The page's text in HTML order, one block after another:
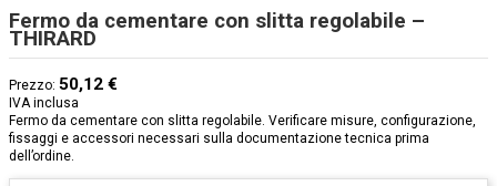
Fermo da cementare con slitta regolabile –
THIRARD
Prezzo: 50,12 €
IVA inclusa
Fermo da cementare con slitta regolabile. Verificare misure, configurazione,
fissaggi e accessori necessari sulla documentazione tecnica prima
dell’ordine.